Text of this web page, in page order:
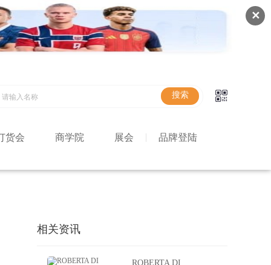
✕
货会 商学院 展会 品牌登陆
相关资讯
ROBERTA DI